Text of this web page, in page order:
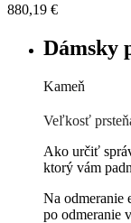
880,19 €
Dámsky
Kameň
Veľkosť
Ako určiť
ktorý vám
Na odmeranie
po odmeranie